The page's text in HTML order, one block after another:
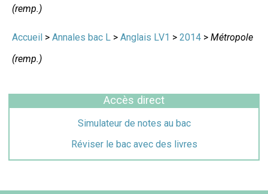
(remp.)
Accueil > Annales bac L > Anglais LV1 > 2014 > Métropole
(remp.)
Accès direct
Simulateur de notes au bac
Réviser le bac avec des livres